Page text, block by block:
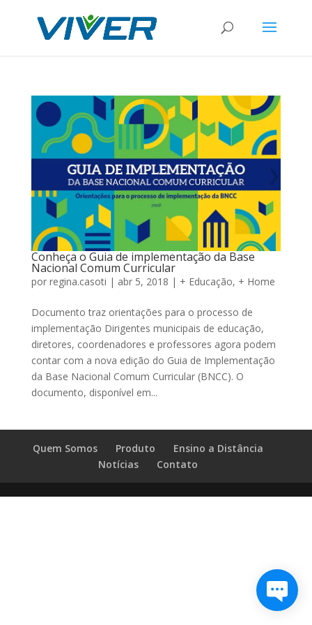
Conheça o Guia de implementação da Base
Nacional Comum Curricular
por regina.casoti | abr 5, 2018 | + Educação, + Home
Documento traz orientações para o processo de
implementação Dirigentes municipais de educação,
diretores, coordenadores e professores agora podem
contar com a nova edição do Guia de Implementação
da Base Nacional Comum Curricular (BNCC). O
documento, disponível em...
Quem Somos Produto
Ensino a Distância
Notícias
Contato